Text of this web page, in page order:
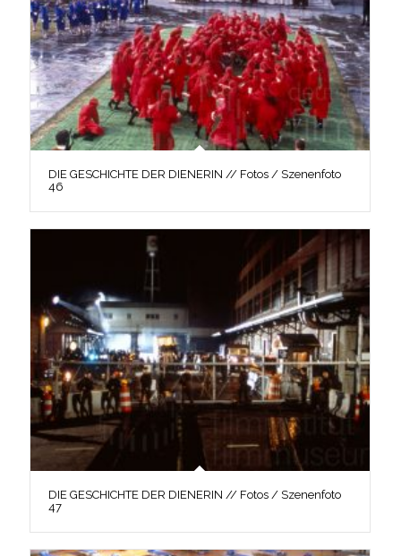
DIE GESCHICHTE DER DIENERIN // Fotos / Szenenfoto
46
DIE GESCHICHTE DER DIENERIN // Fotos / Szenenfoto
47